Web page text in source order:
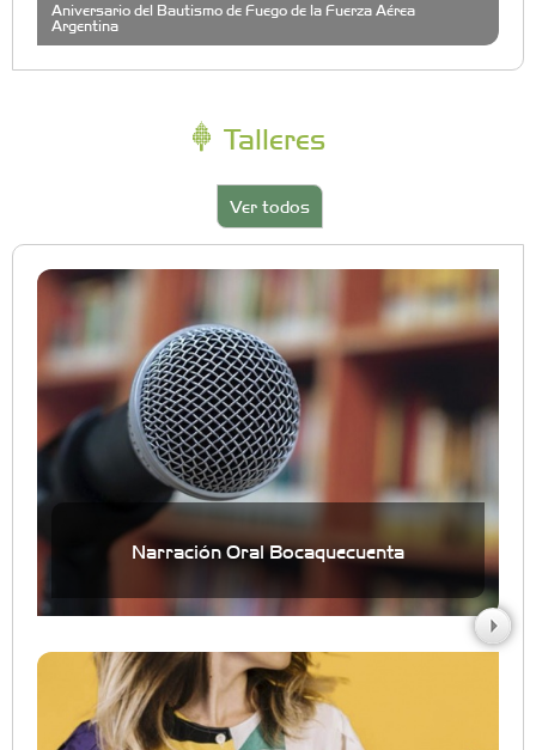
Aniversario del Bautismo de Fuego de la Fuerza Aérea
Argentina
Talleres
Ver todos
Narración Oral Bocaquecuenta